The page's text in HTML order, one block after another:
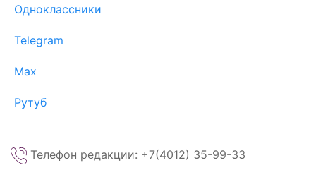
Одноклассники
Telegram
Max
Рутуб
Телефон редакции: +7(4012) 35-99-33